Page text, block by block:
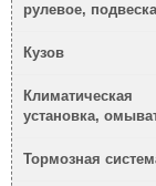
рулевое,
Кузов
Климатическая
установка,
Тормозная